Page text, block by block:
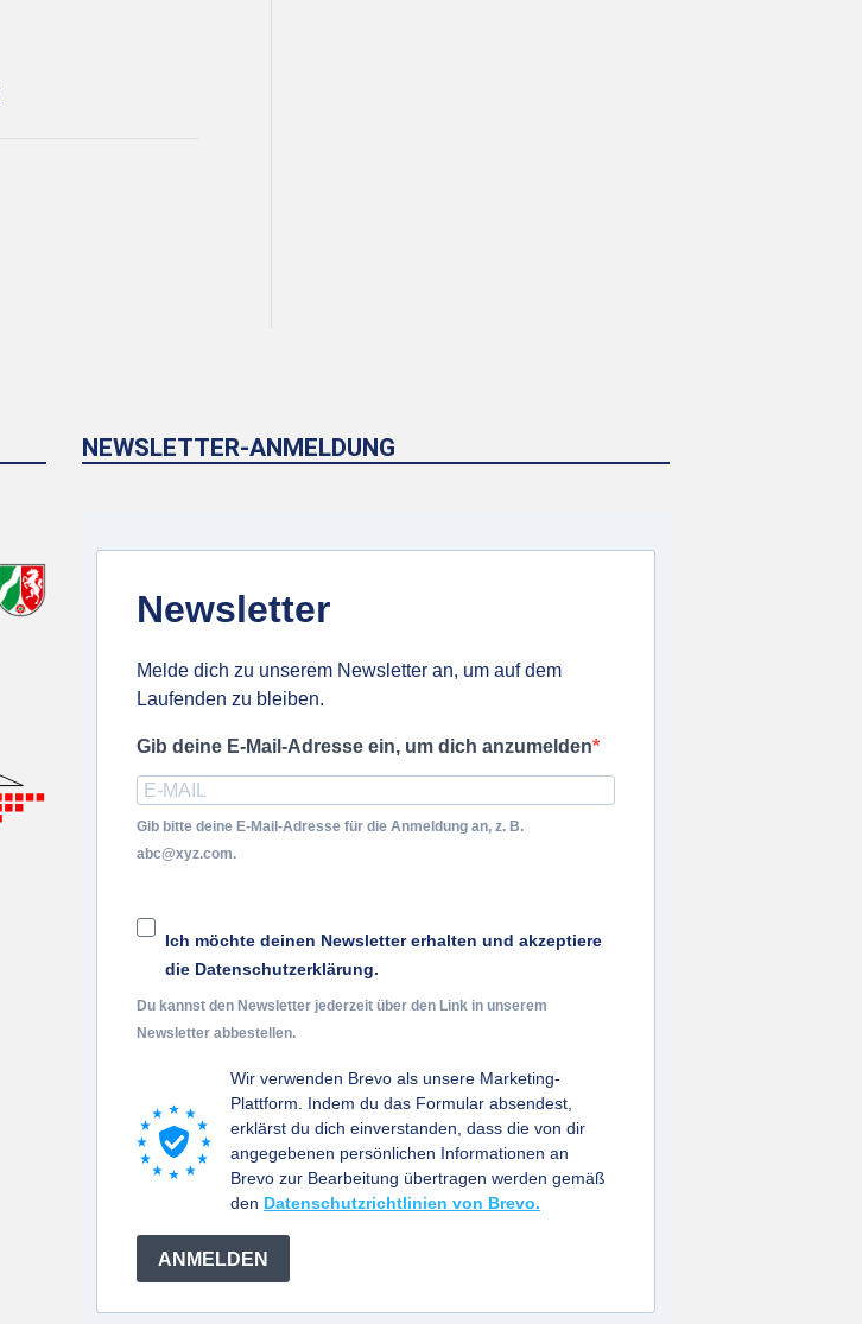
NEWSLETTER-ANMELDUNG
Newsletter
Melde dich zu unserem Newsletter an, um auf dem
Laufenden zu bleiben.
Gib deine E-Mail-Adresse ein, um dich anzumelden
Gib bitte deine E-Mail-Adresse für die Anmeldung an, z. B.
abc@xyz.com.
Ich möchte deinen Newsletter erhalten und akzeptiere
die Datenschutzerklärung.
Du kannst den Newsletter jederzeit über den Link in unserem
Newsletter abbestellen.
Wir verwenden Brevo als unsere Marketing-
Plattform. Indem du das Formular absendest,
erklärst du dich einverstanden, dass die von dir
angegebenen persönlichen Informationen an
Brevo zur Bearbeitung übertragen werden gemäß
den Datenschutzrichtlinien von Brevo.
ANMELDEN